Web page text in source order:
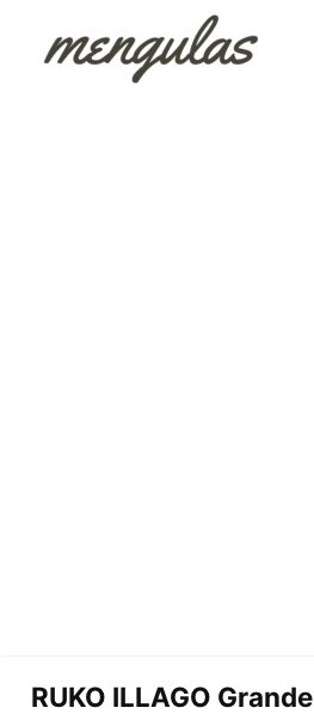
RUKO ILLAGO Grande